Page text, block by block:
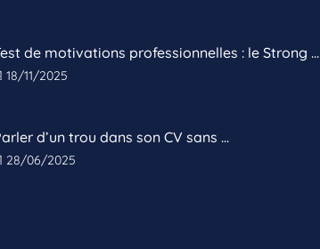
de motivations professionnelles : le Strong ...
18/11/2025
d’un trou dans son CV sans ...
28/06/2025